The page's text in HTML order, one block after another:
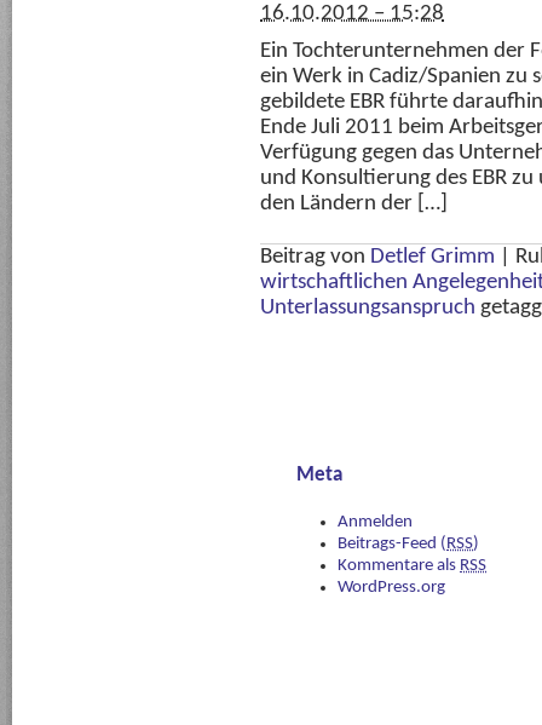
16.10.2012 – 15:28
Ein Tochterunternehmen der
ein Werk in Cadiz/Spanien zu
gebildete EBR führte
Ende Juli 2011 beim
Verfügung gegen das
und Konsultierung des EBR
den Ländern der […]
Beitrag von Detlef Grimm
wirtschaftlichen
Unterlassungsanspruch
Meta
Anmelden
Beitrags-Feed (RSS)
Kommentare als RSS
WordPress.org